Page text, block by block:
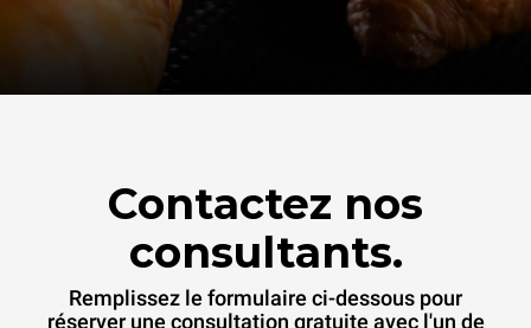
Contactez nos
consultants.
Remplissez le formulaire ci-dessous pour
réserver une consultation gratuite avec l'un de